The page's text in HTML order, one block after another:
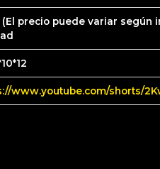
(El precio puede variar según
www.youtube.com/shorts/